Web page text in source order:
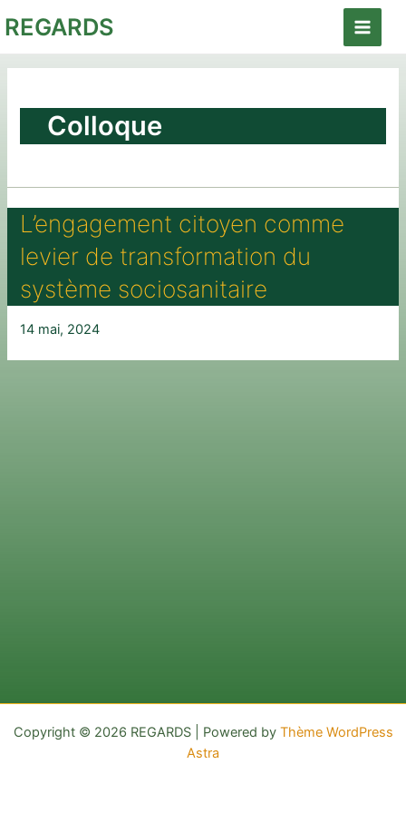
au
contenu
REGARDS
Main
Colloque
L’engagement citoyen comme
levier de transformation du
système sociosanitaire
14 mai, 2024
Copyright © 2026 REGARDS | Powered by Thème WordPress
Astra